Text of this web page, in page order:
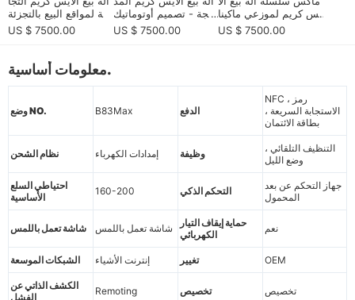
رية لمواقع البيع بالتجزئة
ذات حركة المرور العالية
US $ 7500.00
مجة - تصميم أوتوماتيك
ي موفر للطاقة للشركا
ت الصغيرة
US $ 7500.00
يس كريم لموزعي ماكينا
ت البيع الأوروبية والمشغ
لين وتجار معدات التجزئة
US $ 7500.00
معلومات أساسية.
وضع NO. B83Max الدفع
NFC ، رمز
الاستجابة السريعة ،
بطاقة الائتمان
نظام الشحن إمدادات الكهرباء وظيفة
التنظيف التلقائي ،
وضع الليل
احتياطي السلع
الأساسية
160-200 التحكم الذكي
جهاز التحكم عن بعد
المحمول
شاشة تعمل باللمس شاشة تعمل باللمس
حماية إيقاف التيار
الكهربائي
نعم
الشبكات الموسعة إنترنت الأشياء تغيير OEM
الكشف الذاتي عن
الفشل
Remoting تخصيص تخصيص